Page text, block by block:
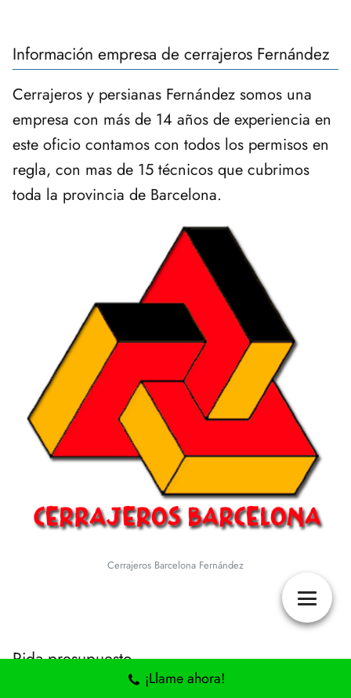
Información empresa de cerrajeros Fernández
Cerrajeros y persianas Fernández somos una
empresa con más de 14 años de experiencia en
este oficio contamos con todos los permisos en
regla, con mas de 15 técnicos que cubrimos
toda la provincia de Barcelona.
Cerrajeros Barcelona Fernández
Pida presupuesto.
¡Llame ahora!